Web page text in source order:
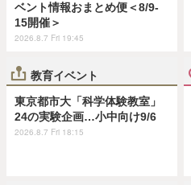
ベント情報おまとめ便＜8/9-
15開催＞
2026.8.7 Fri 19:45
教育イベント
東京都市大「科学体験教室」
24の実験企画…小中向け9/6
2026.8.7 Fri 18:15